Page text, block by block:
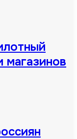
магазинов